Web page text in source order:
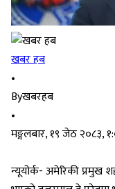
खबर हब
•
Byखबरहब
•
मङ्गलबार, १९ जेठ २०८३,
न्यूयोर्क- अमेरिकी प्रमुख